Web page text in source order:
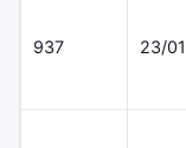
937 23/